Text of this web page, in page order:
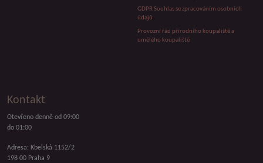
GDPR Souhlas se zpracováním osobních
údajů
Provozní řád přírodního koupaliště a
umělého koupaliště
Kontakt
Otevřeno denně od 09:00
do 01:00
Adresa: Kbelská 1152/2
198 00 Praha 9